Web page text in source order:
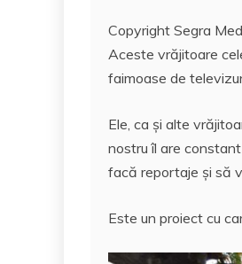
Copyright Segra
Aceste vrăjitoare
faimoase de
Ele, ca și alte
nostru îl are
facă reportaje și să
Este un proiect cu